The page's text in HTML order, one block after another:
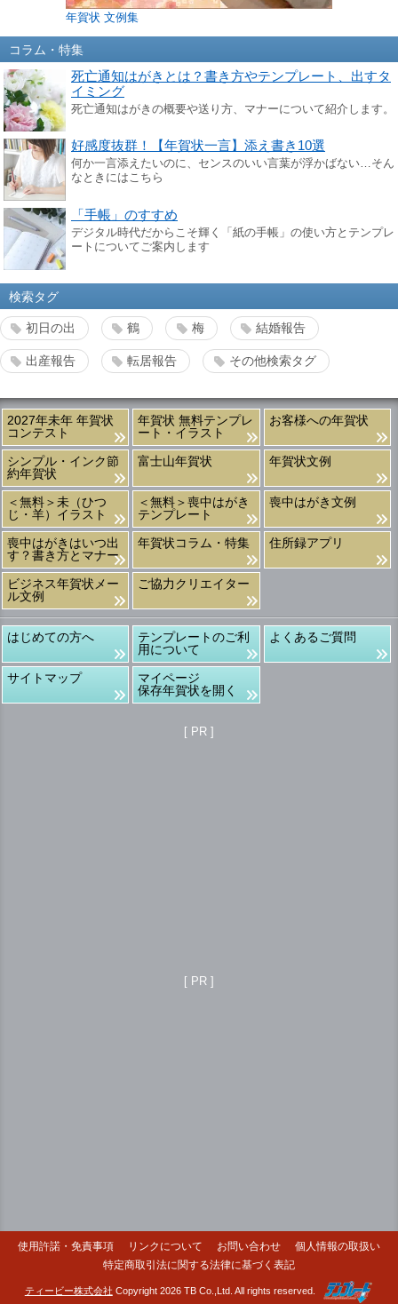
年賀状 文例集
コラム・特集
死亡通知はがきとは？書き方やテンプレート、出すタ
イミング
死亡通知はがきの概要や送り方、マナーについて紹介します。
好感度抜群！【年賀状一言】添え書き10選
何か一言添えたいのに、センスのいい言葉が浮かばない…そん
なときにはこちら
「手帳」のすすめ
デジタル時代だからこそ輝く「紙の手帳」の使い方とテンプレ
ートについてご案内します
検索タグ
初日の出 鶴 梅 結婚報告
出産報告 転居報告 その他検索タグ
2027年未年 年賀状
コンテスト
年賀状 無料テンプレ
ート・イラスト
お客様への年賀状
シンプル・インク節
約年賀状
富士山年賀状 年賀状文例
＜無料＞未（ひつ
じ・羊）イラスト
＜無料＞喪中はがき
テンプレート
喪中はがき文例
喪中はがきはいつ出
す？書き方とマナー
年賀状コラム・特集 住所録アプリ
ビジネス年賀状メー
ル文例
ご協力クリエイター
はじめての方へ
テンプレートのご利
用について
よくあるご質問
サイトマップ
マイページ
保存年賀状を開く
[ PR ]
[ PR ]
使用許諾・免責事項 リンクについて お問い合わせ
個人情報の取扱い
特定商取引法に関する法律に基づく表記
ティービー株式会社 Copyright 2026 TB Co.,Ltd. All rights reserved.